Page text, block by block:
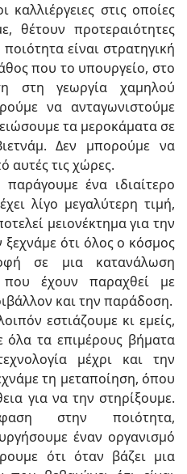
στις οποίες
θέτουν προτεραιότητες
είναι στρατηγική
που το υπουργείο, στο
στη γεωργία χαμηλού
να ανταγωνιστούμε
τα μεροκάματα σε
Δεν μπορούμε να
αυτές τις χώρες.
ένα ιδιαίτερο
λίγο μεγαλύτερη τιμή,
μειονέκτημα για την
ότι όλος ο κόσμος
σε μια κατανάλωση
που έχουν παραχθεί με
και την παράδοση.
εστιάζουμε κι εμείς,
όλα τα επιμέρους βήματα
μέχρι και την
τη μεταποίηση, όπου
για να την στηρίξουμε.
στην ποιότητα,
έναν οργανισμό
ότι όταν βάζει μια